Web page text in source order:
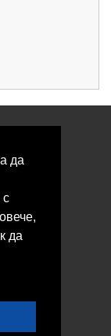
да
с
да